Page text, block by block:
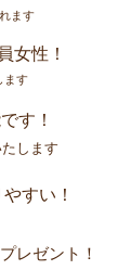
ます
女性！
ます
す！
します
すい！
レゼント！